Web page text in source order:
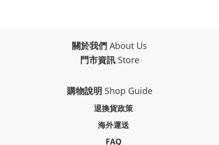
關於我們 About Us
門市資訊 Store
購物說明 Shop Guide
退換貨政策
海外運送
FAQ